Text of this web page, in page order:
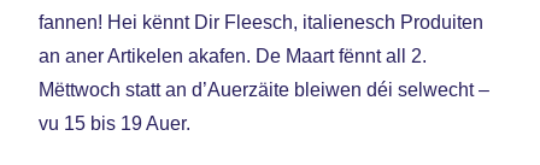
fannen! Hei kënnt Dir Fleesch, italienesch Produiten
an aner Artikelen akafen. De Maart fënnt all 2.
Mëttwoch statt an d’Auerzäite bleiwen déi selwecht –
vu 15 bis 19 Auer.